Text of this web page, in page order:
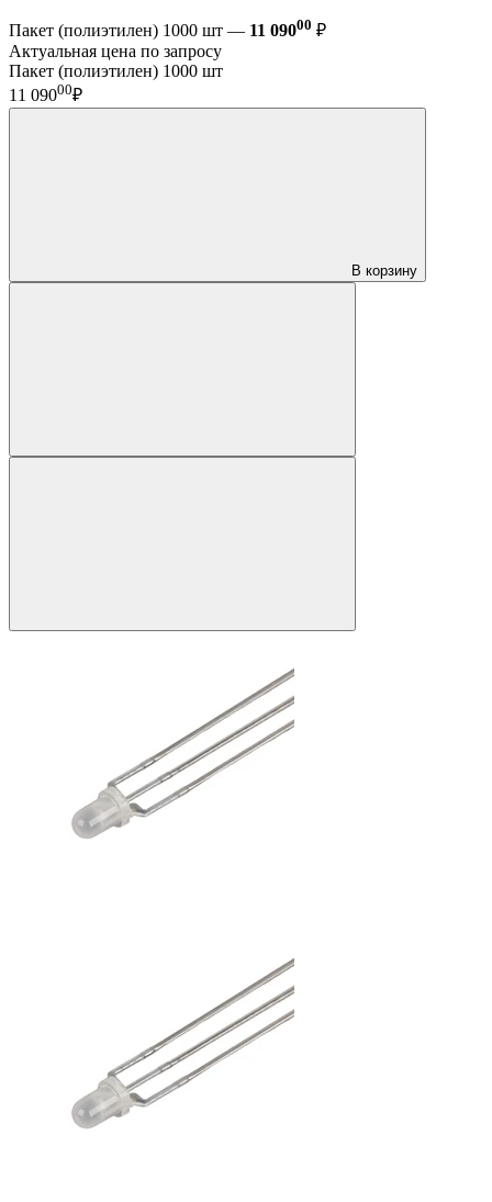
Пакет (полиэтилен) 1000 шт — 11 09000 ₽
Актуальная цена по запросу
Пакет (полиэтилен) 1000 шт
11 09000₽
В корзину